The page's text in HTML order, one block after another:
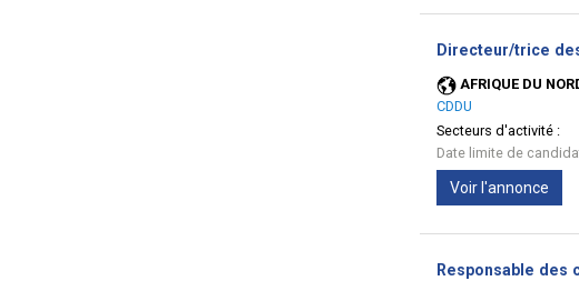
Directeur/trice
AFRIQUE DU
CDDU
Secteurs d'activité :
Date limite de
Voir l'annonce
Responsable des